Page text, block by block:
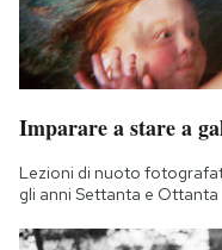
Imparare a stare a
Lezioni di nuoto
gli anni Settanta e Ottanta